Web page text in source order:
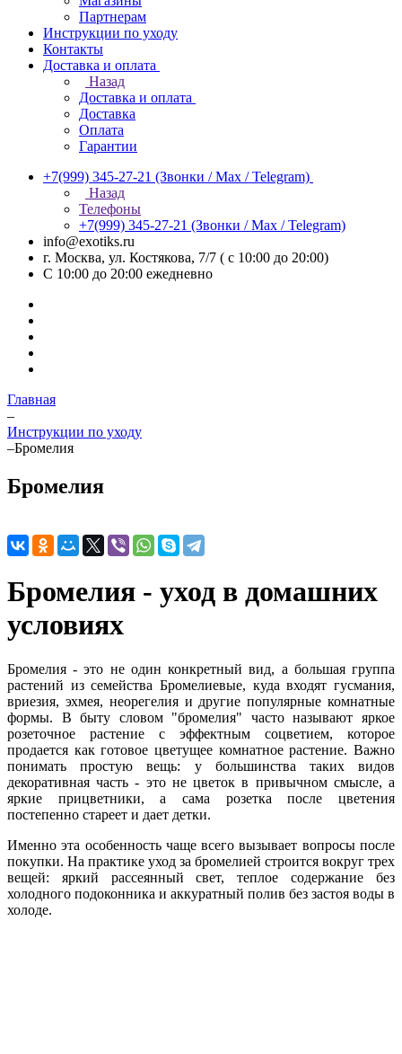
Партнерам
Инструкции по уходу
Контакты
Доставка и оплата
Назад
Доставка и оплата
Доставка
Оплата
Гарантии
+7(999) 345-27-21 (Звонки / Max / Telegram)
Назад
Телефоны
+7(999) 345-27-21 (Звонки / Max / Telegram)
info@exotiks.ru
г. Москва, ул. Костякова, 7/7 ( с 10:00 до 20:00)
С 10:00 до 20:00 ежедневно
Главная
–
Инструкции по уходу
–Бромелия
Бромелия
Бромелия - уход в домашних
условиях
Бромелия - это не один конкретный вид, а большая группа
растений из семейства Бромелиевые, куда входят гусмания,
вриезия, эхмея, неорегелия и другие популярные комнатные
формы. В быту словом "бромелия" часто называют яркое
розеточное растение с эффектным соцветием, которое
продается как готовое цветущее комнатное растение. Важно
понимать простую вещь: у большинства таких видов
декоративная часть - это не цветок в привычном смысле, а
яркие прицветники, а сама розетка после цветения
постепенно стареет и дает детки.
Именно эта особенность чаще всего вызывает вопросы после
покупки. На практике уход за бромелией строится вокруг трех
вещей: яркий рассеянный свет, теплое содержание без
холодного подоконника и аккуратный полив без застоя воды в
холоде.